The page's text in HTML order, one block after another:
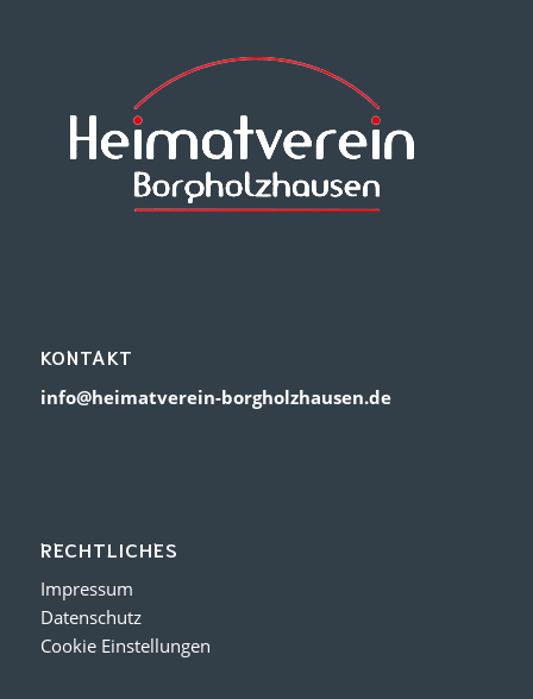
KONTAKT
info@heimatverein-borgholzhausen.de
RECHTLICHES
Impressum
Datenschutz
Cookie Einstellungen